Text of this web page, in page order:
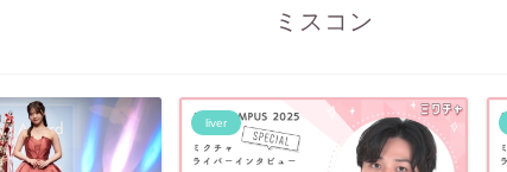
ミスコン
liver